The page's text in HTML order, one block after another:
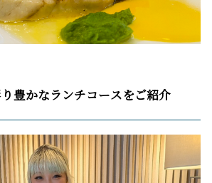
豊かなランチコースをご紹介